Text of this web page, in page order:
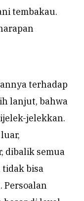
tembakau.
terhadap
lanjut, bahwa
jelekkan.
dibalik semua
bisa
Persoalan